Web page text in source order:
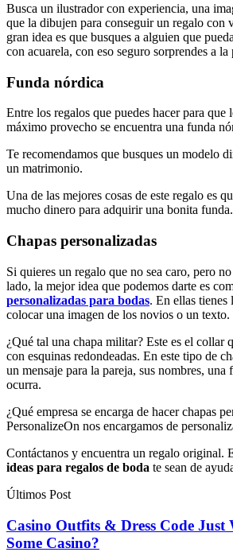
Busca un ilustrador con experiencia, una
que la dibujen para conseguir un regalo con
gran idea es que busques a alguien que
con acuarela, con eso seguro sorprendes a la
Funda nórdica
Entre los regalos que puedes hacer para que
máximo provecho se encuentra una funda
Te recomendamos que busques un modelo
un matrimonio.
Una de las mejores cosas de este regalo es
mucho dinero para adquirir una bonita funda.
Chapas personalizadas
Si quieres un regalo que no sea caro, pero
lado, la mejor idea que podemos darte es
personalizadas para bodas. En ellas tienes
colocar una imagen de los novios o un texto.
¿Qué tal una chapa militar? Este es el collar
con esquinas redondeadas. En este tipo de
un mensaje para la pareja, sus nombres, una
ocurra.
¿Qué empresa se encarga de hacer chapas
PersonalizeOn nos encargamos de
Contáctanos y encuentra un regalo original.
ideas para regalos de boda te sean de
Últimos Post
Casino Outfits & Dress Code Just
Some Casino?